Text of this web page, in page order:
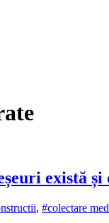
există
, #colectare